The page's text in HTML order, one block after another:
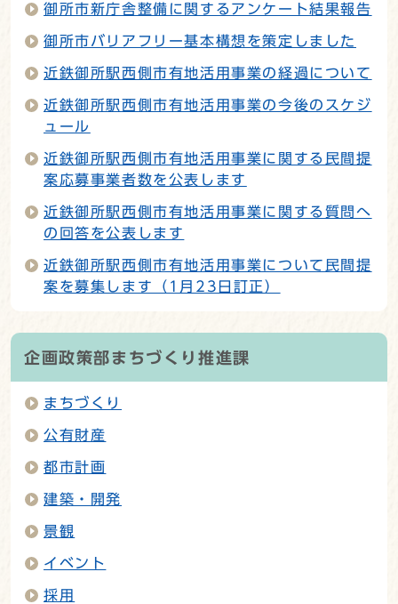
御所市新庁舎整備に関するアンケート結果報告
御所市バリアフリー基本構想を策定しました
近鉄御所駅西側市有地活用事業の経過について
近鉄御所駅西側市有地活用事業の今後のスケジ
ュール
近鉄御所駅西側市有地活用事業に関する民間提
案応募事業者数を公表します
近鉄御所駅西側市有地活用事業に関する質問へ
の回答を公表します
近鉄御所駅西側市有地活用事業について民間提
案を募集します（1月23日訂正）
企画政策部まちづくり推進課
まちづくり
公有財産
都市計画
建築・開発
景観
イベント
採用